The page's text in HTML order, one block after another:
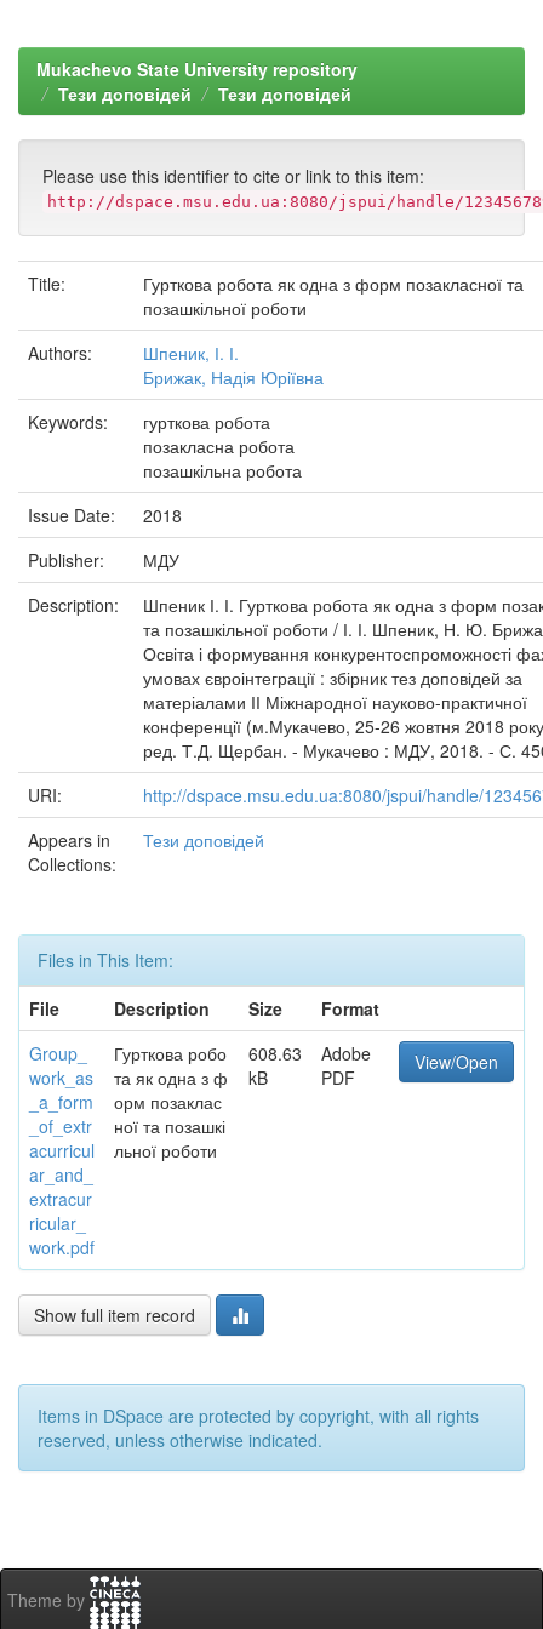
Mukachevo State University repository
Тези доповідей
Тези доповідей
Please use this identifier to cite or link to this item:
http://dspace.msu.edu.ua:8080/jspui/handle/
Title:
Гурткова робота як одна з форм позакласної та
позашкільної роботи
Authors:
Шпеник, І. І.
Брижак, Надія Юріївна
Keywords:
гурткова робота
позакласна робота
позашкільна робота
Issue Date:
2018
Publisher:
МДУ
Description:
Шпеник І. І. Гурткова робота як одна з форм
та позашкільної роботи / І. І. Шпеник, Н. Ю.
Освіта і формування конкурентоспроможності
умовах євроінтеграції : збірник тез доповідей за
матеріалами ІІ Міжнародної науково-практичної
конференції (м.Мукачево, 25-26 жовтня 2018
ред. Т.Д. Щербан. - Мукачево : МДУ, 2018. - С.
URI:
http://dspace.msu.edu.ua:8080/jspui/handle/
Appears in
Collections:
Тези доповідей
Files in This Item:
File
Description Size
Format
Group_
work_as
_a_form
_of_extr
acurricul
ar_and_
extracur
ricular_
work.pdf
Гурткова робо
та як одна з ф
орм позаклас
ної та позашкі
льної роботи
608.63
kB
Adobe
PDF
View/Open
Show full item record
Items in DSpace are protected by copyright, with all rights
reserved, unless otherwise indicated.
Theme by